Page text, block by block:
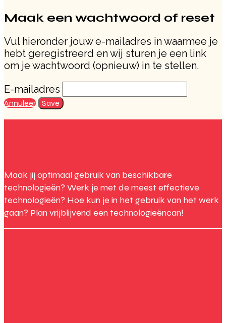
Maak een wachtwoord of reset
Vul hieronder jouw e-mailadres in waarmee je
hebt geregistreerd en wij sturen je een link
om je wachtwoord (opnieuw) in te stellen.
E-mailadres
Annuleer Save
Maak jij optimaal gebruik van beschikbare
technologieën? Werk je met de meest effectieve
technologieën? Hoe kun je in het gebruik van het werk
gaan? Plan vrijblijvend een technologieëncan!